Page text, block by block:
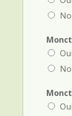
Oui
Oui